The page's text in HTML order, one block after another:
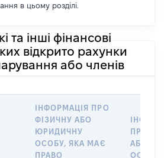
в цьому розділі.
та інші фінансові
відкрито рахунки
або членів
ІНФОРМАЦІЯ ПРО
ФІЗИЧНУ АБО
ЮРИДИЧНУ
ОСОБУ, ЯКА МАЄ
ПРАВО
ПРО
АБО
ОСОБУ,